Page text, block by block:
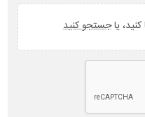
یاجستجو کنید